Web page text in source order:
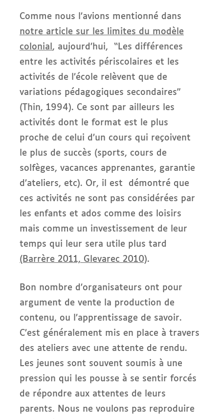
Comme nous l’avions mentionné dans
notre article sur les limites du modèle
colonial , aujourd’hui, “Les différences
entre les activités périscolaires et les
activités de l’école relèvent que de
variations pédagogiques secondaires”
(Thin, 1994). Ce sont par ailleurs les
activités dont le format est le plus
proche de celui d’un cours qui reçoivent
le plus de succès (sports, cours de
solfèges, vacances apprenantes, garantie
d’ateliers, etc). Or, il est démontré que
ces activités ne sont pas considérées par
les enfants et ados comme des loisirs
mais comme un investissement de leur
temps qui leur sera utile plus tard
(Barrère 2011, Glevarec 2010).
Bon nombre d’organisateurs ont pour
argument de vente la production de
contenu, ou l’apprentissage de savoir.
C’est généralement mis en place à travers
des ateliers avec une attente de rendu.
Les jeunes sont souvent soumis à une
pression qui les pousse à se sentir forcés
de répondre aux attentes de leurs
parents. Nous ne voulons pas reproduire